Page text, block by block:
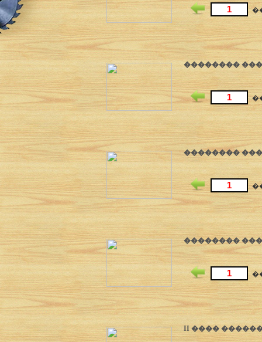
��������
��������
��������
II ����